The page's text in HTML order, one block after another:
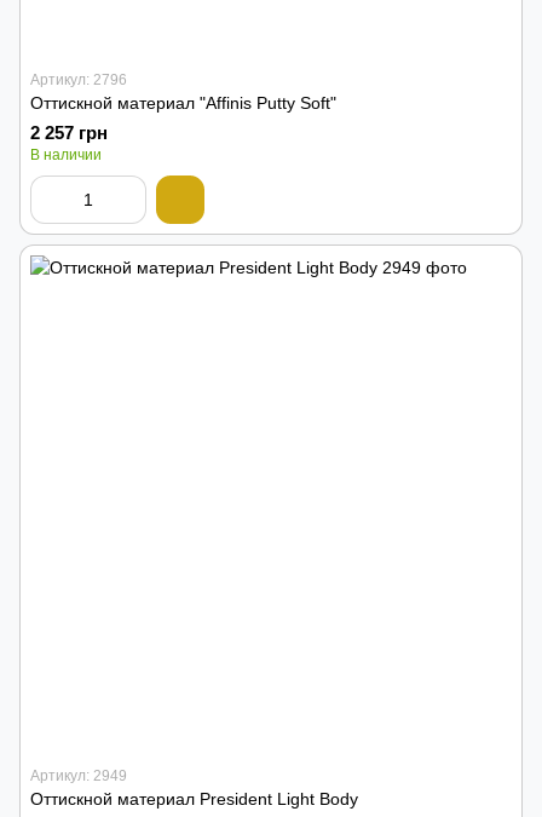
Артикул: 2796
Оттискной материал "Affinis Putty Soft"
2 257 грн
В наличии
Артикул: 2949
Оттискной материал President Light Body